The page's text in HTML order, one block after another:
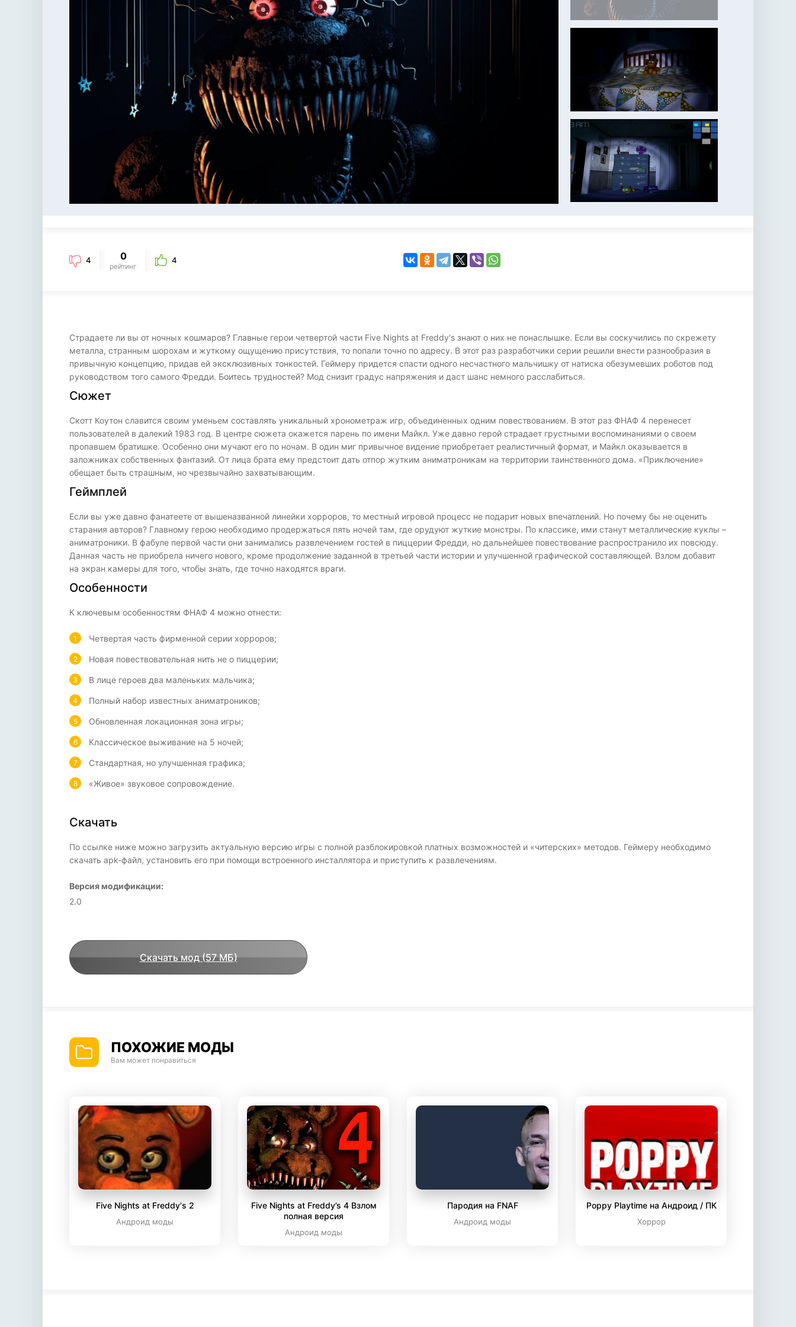
KINGDOM COME:
DELIVERANCE
бродилка
4 0
рейтинг
4
Страдаете ли вы от ночных кошмаров? Главные герои четвертой части Five Nights at Freddy's знают о них не понаслышке. Если вы соскучились по скрежету
металла, странным шорохам и жуткому ощущению присутствия, то попали точно по адресу. В этот раз разработчики серии решили внести разнообразия в
привычную концепцию, придав ей эксклюзивных тонкостей. Геймеру придется спасти одного несчастного мальчишку от натиска обезумевших роботов под
руководством того самого Фредди. Боитесь трудностей? Мод снизит градус напряжения и даст шанс немного расслабиться.
Сюжет
Скотт Коутон славится своим уменьем составлять уникальный хронометраж игр, объединенных одним повествованием. В этот раз ФНАФ 4 перенесет
пользователей в далекий 1983 год. В центре сюжета окажется парень по имени Майкл. Уже давно герой страдает грустными воспоминаниями о своем
пропавшем братишке. Особенно они мучают его по ночам. В один миг привычное видение приобретает реалистичный формат, и Майкл оказывается в
заложниках собственных фантазий. От лица брата ему предстоит дать отпор жутким аниматроникам на территории таинственного дома. «Приключение»
обещает быть страшным, но чрезвычайно захватывающим.
Геймплей
Если вы уже давно фанатеете от вышеназванной линейки хорроров, то местный игровой процесс не подарит новых впечатлений. Но почему бы не оценить
старания авторов? Главному герою необходимо продержаться пять ночей там, где орудуют жуткие монстры. По классике, ими станут металлические куклы –
аниматроники. В фабуле первой части они занимались развлечением гостей в пиццерии Фредди, но дальнейшее повествование распространило их повсюду.
Данная часть не приобрела ничего нового, кроме продолжение заданной в третьей части истории и улучшенной графической составляющей. Взлом добавит
на экран камеры для того, чтобы знать, где точно находятся враги.
Особенности
К ключевым особенностям ФНАФ 4 можно отнести:
Четвертая часть фирменной серии хорроров;
Новая повествовательная нить не о пиццерии;
В лице героев два маленьких мальчика;
Полный набор известных аниматроников;
Обновленная локационная зона игры;
Классическое выживание на 5 ночей;
Стандартная, но улучшенная графика;
«Живое» звуковое сопровождение.
Скачать
По ссылке ниже можно загрузить актуальную версию игры с полной разблокировкой платных возможностей и «читерских» методов. Геймеру необходимо
скачать apk-файл, установить его при помощи встроенного инсталлятора и приступить к развлечениям.
Версия модификации:
2.0
Скачать мод (57 МБ)
ПОХОЖИЕ МОДЫ
Вам может понравиться
Five Nights at Freddy's 2
Андроид моды
Five Nights at Freddy’s 4 Взлом
полная версия
Андроид моды
Пародия на FNAF
Андроид моды
Poppy Playtime на Андроид / ПК
Хоррор